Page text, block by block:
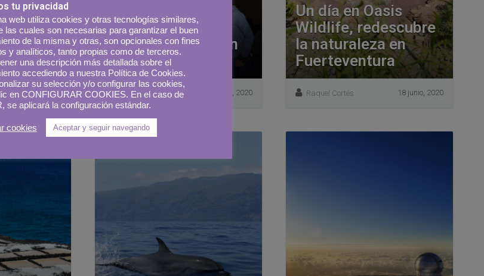
de
de la
25 junio, 2020
Astro-experiencia
VIP para parejas en
La Palma
Elena Nordio 22 junio, 2020
Un día en Oasis
Wildlife, redescubre
la naturaleza en
Fuerteventura
Raquel Cortés 18 junio, 2020
tu privacidad
web utiliza cookies y otras tecnologías similares,
las cuales son necesarias para garantizar el buen
de la misma y otras, son opcionales con fines
y analíticos, tanto propias como de terceros.
una descripción más detallada sobre el
accediendo a nuestra Política de Cookies.
su selección y/o configurar las cookies,
en CONFIGURAR COOKIES. En el caso de
se aplicará la configuración estándar.
cookies Aceptar y seguir navegando